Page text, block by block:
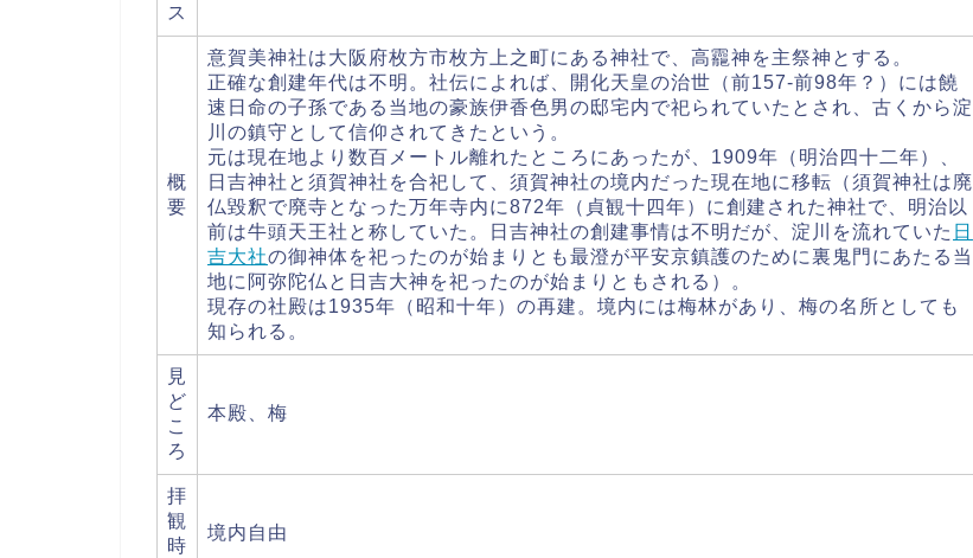
ス
概
要
意賀美神社は大阪府枚方市枚方上之町にある神社で、高龗神を主祭神とする。
正確な創建年代は不明。社伝によれば、開化天皇の治世（前157-前98年？）には饒
速日命の子孫である当地の豪族伊香色男の邸宅内で祀られていたとされ、古くから淀
川の鎮守として信仰されてきたという。
元は現在地より数百メートル離れたところにあったが、1909年（明治四十二年）、
日吉神社と須賀神社を合祀して、須賀神社の境内だった現在地に移転（須賀神社は廃
仏毀釈で廃寺となった万年寺内に872年（貞観十四年）に創建された神社で、明治以
前は牛頭天王社と称していた。日吉神社の創建事情は不明だが、淀川を流れていた 日
吉大社の御神体を祀ったのが始まりとも最澄が平安京鎮護のために裏鬼門にあたる当
地に阿弥陀仏と日吉大神を祀ったのが始まりともされる）。
現存の社殿は1935年（昭和十年）の再建。境内には梅林があり、梅の名所としても
知られる。
見
ど
こ
ろ
本殿、梅
拝
観
時
境内自由